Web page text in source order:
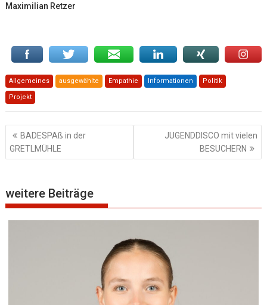
Maximilian Retzer
Allgemeines ausgewählte Empathie Informationen Politik
Projekt
Beitragsnavigation
BADESPAß in der
GRETLMÜHLE
JUGENDDISCO mit vielen
BESUCHERN
weitere Beiträge